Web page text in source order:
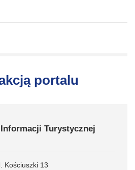
portalu
Turystycznej
Kościuszki 13